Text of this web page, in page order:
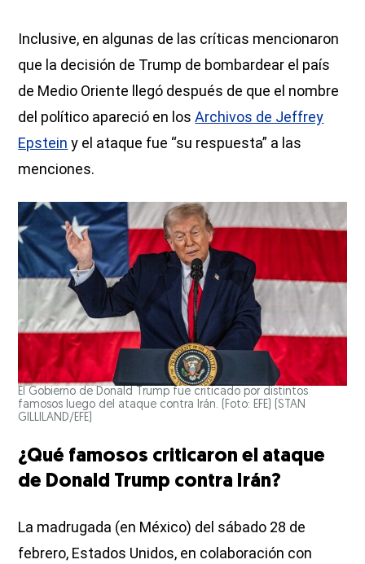
Inclusive, en algunas de las críticas mencionaron
que la decisión de Trump de bombardear el país
de Medio Oriente llegó después de que el nombre
del político apareció en losArchivos de Jeffrey
Epstein y el ataque fue “su respuesta” a las
menciones.
El Gobierno de Donald Trump fue criticado por distintos
famosos luego del ataque contra Irán. (Foto: EFE) (STAN
GILLILAND/EFE)
¿Qué famosos criticaron el ataque
de Donald Trump contra Irán?
La madrugada (en México) del sábado 28 de
febrero, Estados Unidos, en colaboración con